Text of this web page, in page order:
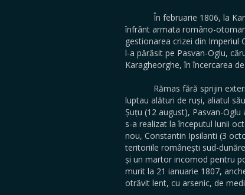
În februarie 1806, la Kara
înfrânt armata româno-
gestionarea crizei din Imperiul
l-a părăsit pe Pasvan-Oglu,
Karagheorghe, în încercarea
Rămas fără sprijin extern,
luptau alături de ruși, aliatul
Șuțu (12 august), Pasvan-
s-a realizat la începutul lunii
nou, Constantin Ipsilanti (3
teritoriile românești sud-
și un martor incomod pentru
murit la 21 ianuarie 1807,
otrăvit lent, cu arsenic, de